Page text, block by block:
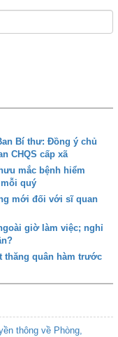
Bí thư: Đồng ý chủ
CHQS cấp xã
mắc bệnh hiểm
quý
mới đối với sĩ quan
giờ làm việc; nghỉ
thăng quân hàm trước
thông về Phòng,